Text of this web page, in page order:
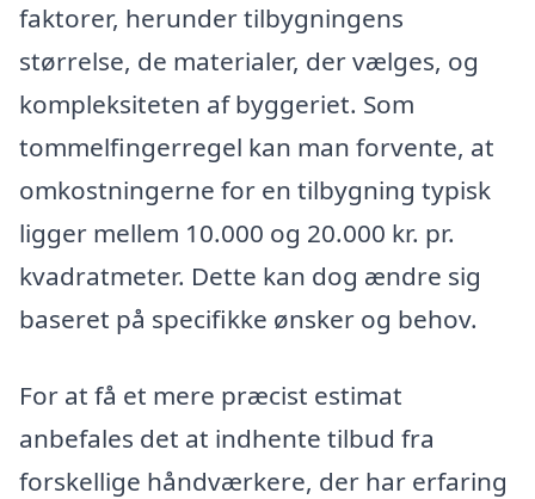
faktorer, herunder tilbygningens
størrelse, de materialer, der vælges, og
kompleksiteten af byggeriet. Som
tommelfingerregel kan man forvente, at
omkostningerne for en tilbygning typisk
ligger mellem 10.000 og 20.000 kr. pr.
kvadratmeter. Dette kan dog ændre sig
baseret på specifikke ønsker og behov.
For at få et mere præcist estimat
anbefales det at indhente tilbud fra
forskellige håndværkere, der har erfaring